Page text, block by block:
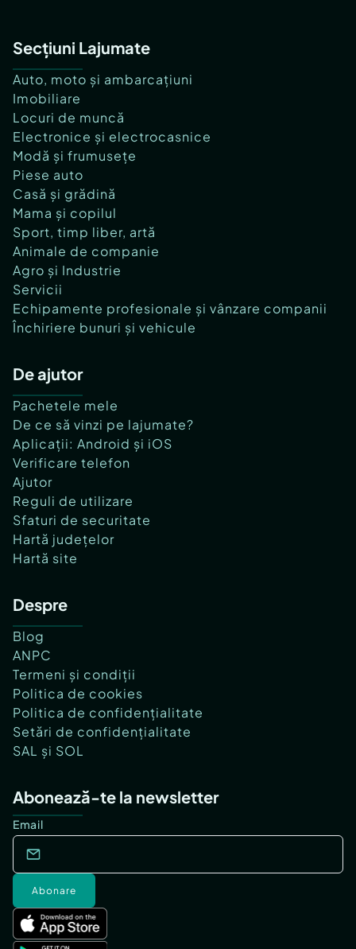
Secțiuni Lajumate
Auto, moto și ambarcațiuni
Imobiliare
Locuri de muncă
Electronice și electrocasnice
Modă și frumusețe
Piese auto
Casă și grădină
Mama și copilul
Sport, timp liber, artă
Animale de companie
Agro și Industrie
Servicii
Echipamente profesionale și vânzare companii
Închiriere bunuri și vehicule
De ajutor
Pachetele mele
De ce să vinzi pe lajumate?
Aplicații: Android și iOS
Verificare telefon
Ajutor
Reguli de utilizare
Sfaturi de securitate
Hartă județelor
Hartă site
Despre
Blog
ANPC
Termeni și condiții
Politica de cookies
Politica de confidențialitate
Setări de confidențialitate
SAL și SOL
Abonează-te la newsletter
Email
Abonare